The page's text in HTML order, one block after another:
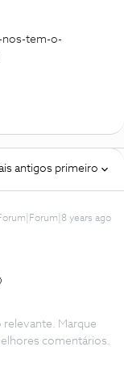
nos-tem-o-
antigos primeiro
years ago
relevante. Marque
comentários.